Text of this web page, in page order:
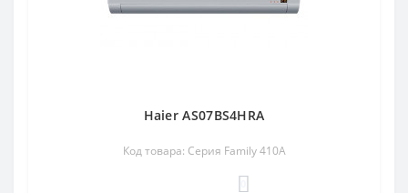
Haier AS07BS4HRA
Код товара: Серия Family 410A